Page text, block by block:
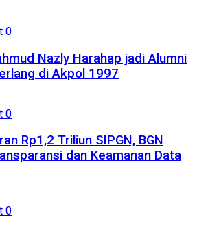
0
Nazly Harahap jadi Alumni
di Akpol 1997
0
Rp1,2 Triliun SIPGN, BGN
dan Keamanan Data
0